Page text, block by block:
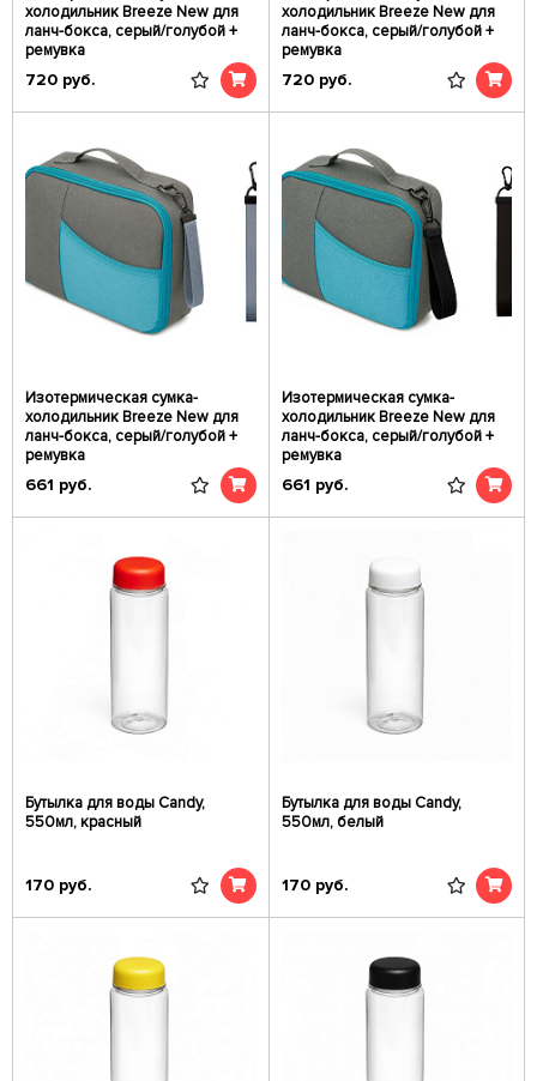
холодильник Breeze New для
ланч-бокса, серый/голубой +
ремувка
720 руб.
холодильник Breeze New для
ланч-бокса, серый/голубой +
ремувка
720 руб.
Изотермическая сумка-
холодильник Breeze New для
ланч-бокса, серый/голубой +
ремувка
661 руб.
Изотермическая сумка-
холодильник Breeze New для
ланч-бокса, серый/голубой +
ремувка
661 руб.
Бутылка для воды Candy,
550мл, красный
170 руб.
Бутылка для воды Candy,
550мл, белый
170 руб.